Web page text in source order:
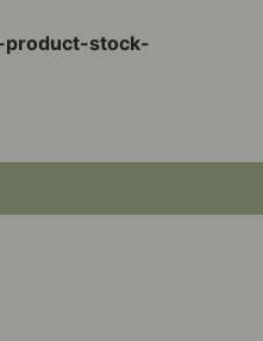
product-stock-